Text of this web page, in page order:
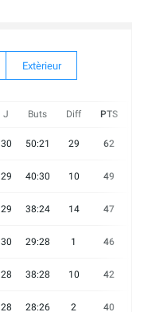
Extèrieur
J Buts Diff PTS
30 50:21 29 62
29 40:30 10 49
29 38:24 14 47
30 29:28 1 46
28 38:28 10 42
28 28:26 2 40